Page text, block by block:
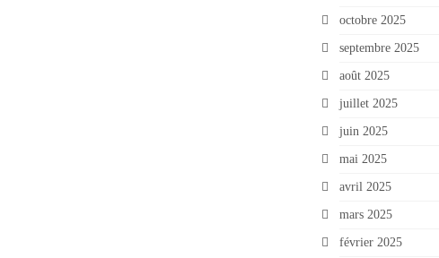
octobre 2025
septembre 2025
août 2025
juillet 2025
juin 2025
mai 2025
avril 2025
mars 2025
février 2025